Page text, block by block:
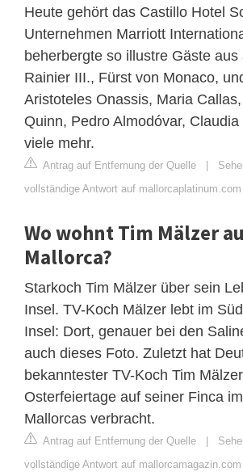
Heute gehört das Castillo Hotel
Unternehmen Marriott
beherbergte so illustre Gäste
Rainier III., Fürst von Monaco,
Aristoteles Onassis, Maria
Quinn, Pedro Almodóvar,
viele mehr.
Antrag auf Entfernung der Quelle |
vollständige Antwort auf
Wo wohnt Tim Mälzer
Mallorca?
Starkoch Tim Mälzer über sein
Insel. TV-Koch Mälzer lebt im
Insel: Dort, genauer bei den
auch dieses Foto. Zuletzt hat
bekanntester TV-Koch Tim
Osterfeiertage auf seiner Finca
Mallorcas verbracht.
Antrag auf Entfernung der Quelle |
vollständige Antwort auf